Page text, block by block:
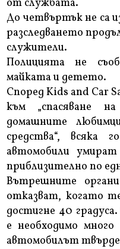
от службата.
До четвъртък не са
разследването
служители.
Полицията не
майката и детето.
Според Kids and Car
към „спасяване
домашните
средства“,
автомобили
приблизително по
Вътрешните
отказват, когато
достигне 40
е необходимо
автомобилът